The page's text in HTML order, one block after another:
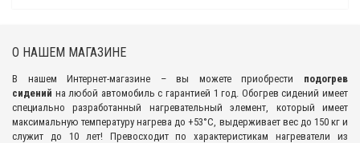
О НАШЕМ МАГАЗИНЕ
В нашем Интернет-магазине – вы можете приобрести подогрев
сидений на любой автомобиль с гарантией 1 год. Обогрев сидений имеет
специально разработанный нагревательный элемент, который имеет
максимальную температуру нагрева до +53°С, выдерживает вес до 150 кг и
служит до 10 лет! Превосходит по характеристикам нагреватели из